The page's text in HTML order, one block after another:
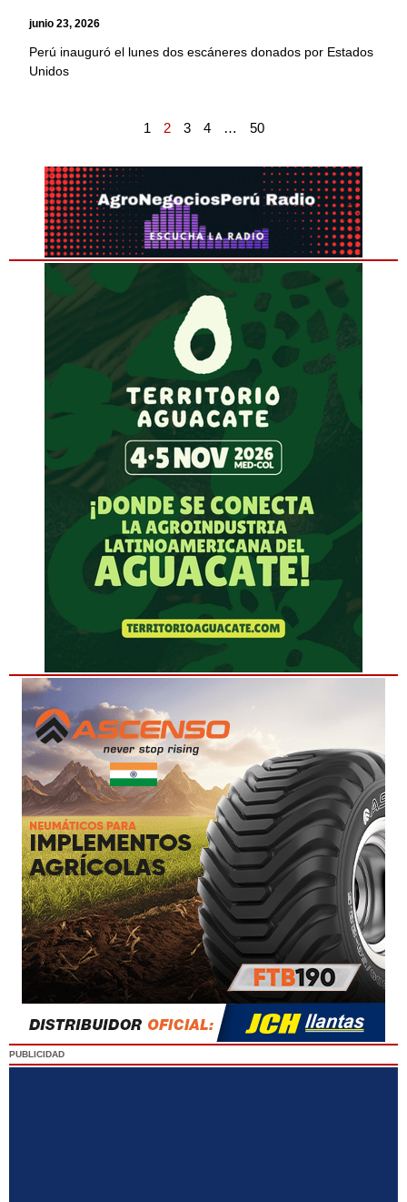
junio 23, 2026
Perú inauguró el lunes dos escáneres donados por Estados
Unidos
1 2 3 4 … 50
PUBLICIDAD